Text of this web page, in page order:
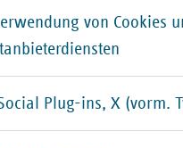
von Cookies
Plug-ins, X (vorm.